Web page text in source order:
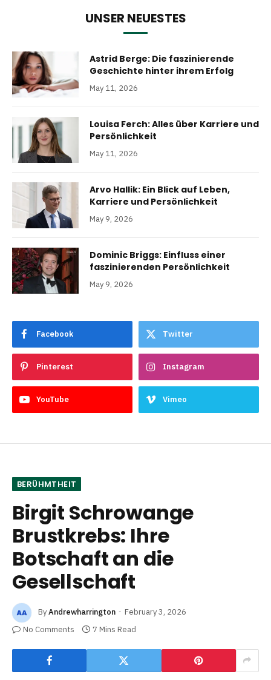
UNSER NEUESTES
Astrid Berge: Die faszinierende
Geschichte hinter ihrem Erfolg
May 11, 2026
Louisa Ferch: Alles über Karriere und
Persönlichkeit
May 11, 2026
Arvo Hallik: Ein Blick auf Leben,
Karriere und Persönlichkeit
May 9, 2026
Dominic Briggs: Einfluss einer
faszinierenden Persönlichkeit
May 9, 2026
Facebook Twitter
Pinterest Instagram
YouTube Vimeo
BERÜHMTHEIT
Birgit Schrowange
Brustkrebs: Ihre
Botschaft an die
Gesellschaft
ByAndrewharrington
February 3, 2026
No Comments
7 Mins Read